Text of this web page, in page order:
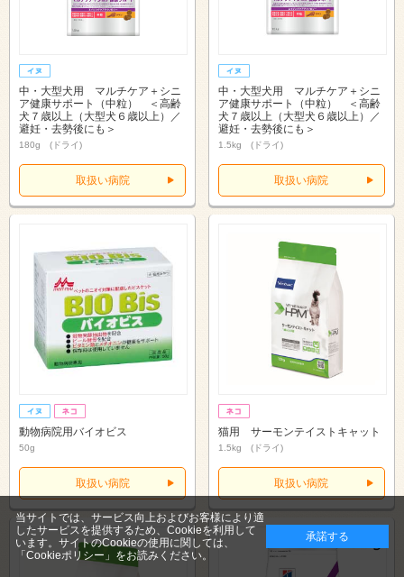
中・大型犬用 マルチケア＋シニ
ア健康サポート（中粒） ＜高齢
犬７歳以上（大型犬６歳以上）／
避妊・去勢後にも＞
180g (ドライ)
取扱い病院
中・大型犬用 マルチケア＋シニ
ア健康サポート（中粒） ＜高齢
犬７歳以上（大型犬６歳以上）／
避妊・去勢後にも＞
1.5kg (ドライ)
取扱い病院
動物病院用バイオビス
50g
取扱い病院
猫用 サーモンテイストキャット
1.5kg (ドライ)
取扱い病院
当サイトでは、サービス向上およびお客様により適
したサービスを提供するため、Cookieを利用して
います。サイトのCookieの使用に関しては、
「Cookieポリシー」 をお読みください。
承諾する